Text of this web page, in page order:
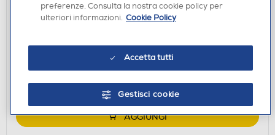
AURICOLARI
€ 179,00
Ritiro in negozio in 30' gratuito:
AGGIUNGI
preferenze. Consulta la nostra cookie policy per
ulteriori informazioni. Cookie Policy
Accetta tutti
Gestisci cookie